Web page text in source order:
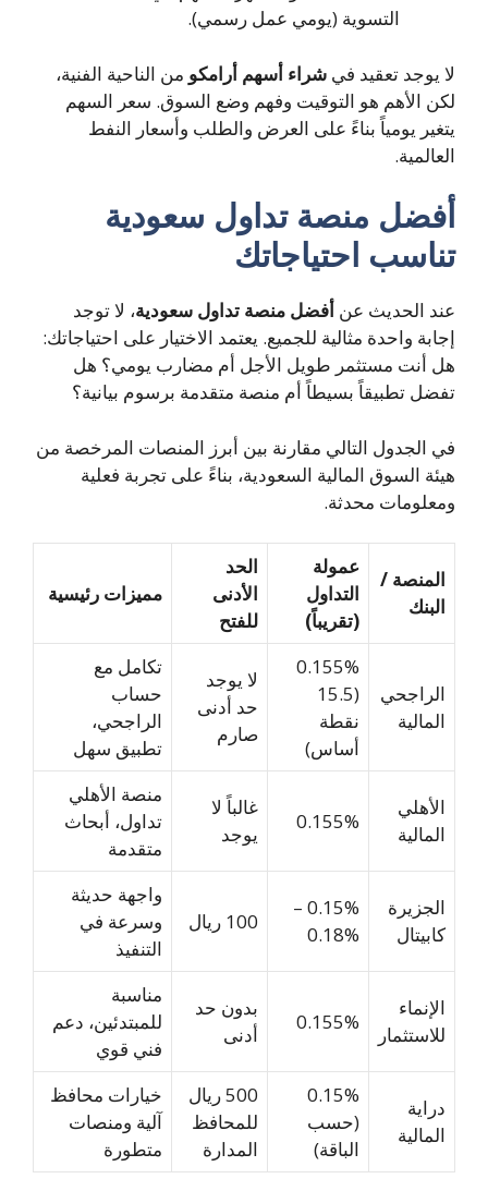
التسوية (يومي عمل رسمي).
لا يوجد تعقيد في شراء أسهم أرامكو من الناحية الفنية،
لكن الأهم هو التوقيت وفهم وضع السوق. سعر السهم
يتغير يومياً بناءً على العرض والطلب وأسعار النفط
العالمية.
أفضل منصة تداول سعودية
تناسب احتياجاتك
عند الحديث عن أفضل منصة تداول سعودية، لا توجد
إجابة واحدة مثالية للجميع. يعتمد الاختيار على احتياجاتك:
هل أنت مستثمر طويل الأجل أم مضارب يومي؟ هل
تفضل تطبيقاً بسيطاً أم منصة متقدمة برسوم بيانية؟
في الجدول التالي مقارنة بين أبرز المنصات المرخصة من
هيئة السوق المالية السعودية، بناءً على تجربة فعلية
ومعلومات محدثة.
المنصة /
البنك
عمولة
التداول
(تقريباً)
الحد
الأدنى
للفتح
مميزات رئيسية
الراجحي
المالية
0.155%
(15.5
نقطة
أساس)
لا يوجد
حد أدنى
صارم
تكامل مع
حساب
الراجحي،
تطبيق سهل
الأهلي
المالية
0.155%
غالباً لا
يوجد
منصة الأهلي
تداول، أبحاث
متقدمة
الجزيرة
كابيتال
0.15% –
0.18%
100 ريال
واجهة حديثة
وسرعة في
التنفيذ
الإنماء
للاستثمار
0.155%
بدون حد
أدنى
مناسبة
للمبتدئين، دعم
فني قوي
دراية
المالية
0.15%
(حسب
الباقة)
500 ريال
للمحافظ
المدارة
خيارات محافظ
آلية ومنصات
متطورة